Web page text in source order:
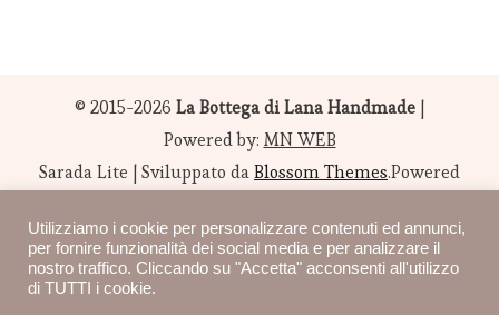
© 2015-2026 La Bottega di Lana Handmade |
Powered by: MN WEB
Sarada Lite | Sviluppato daBlossom Themes.Powered
Termini e condizioni
Spedizioni e Resi
Contatti
Account
Utilizziamo i cookie per personalizzare contenuti ed annunci,
per fornire funzionalità dei social media e per analizzare il
nostro traffico. Cliccando su "Accetta" acconsenti all'utilizzo
di TUTTI i cookie.